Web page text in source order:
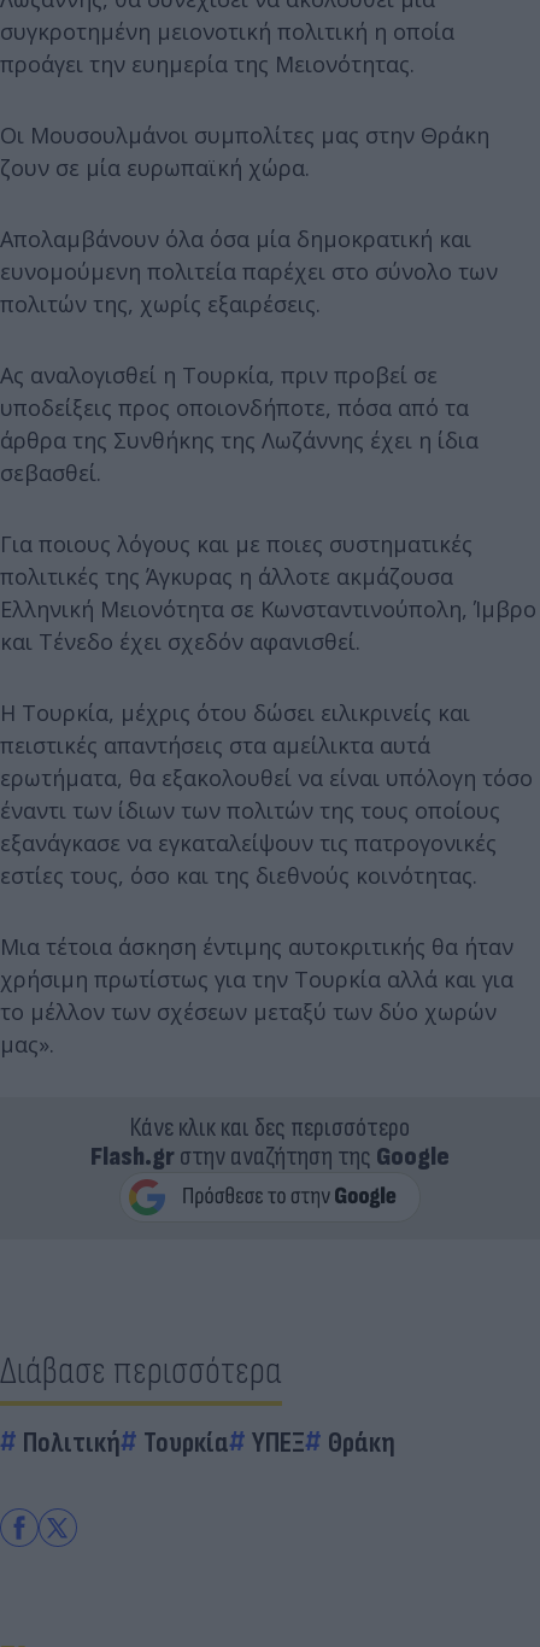
συγκροτημένη μειονοτική πολιτική η οποία
προάγει την ευημερία της Μειονότητας.
Οι Μουσουλμάνοι συμπολίτες μας στην Θράκη
ζουν σε μία ευρωπαϊκή χώρα.
Απολαμβάνουν όλα όσα μία δημοκρατική και
ευνομούμενη πολιτεία παρέχει στο σύνολο των
πολιτών της, χωρίς εξαιρέσεις.
Ας αναλογισθεί η Τουρκία, πριν προβεί σε
υποδείξεις προς οποιονδήποτε, πόσα από τα
άρθρα της Συνθήκης της Λωζάννης έχει η ίδια
σεβασθεί.
Για ποιους λόγους και με ποιες συστηματικές
πολιτικές της Άγκυρας η άλλοτε ακμάζουσα
Ελληνική Μειονότητα σε Κωνσταντινούπολη, Ίμβρο
και Τένεδο έχει σχεδόν αφανισθεί.
Η Τουρκία, μέχρις ότου δώσει ειλικρινείς και
πειστικές απαντήσεις στα αμείλικτα αυτά
ερωτήματα, θα εξακολουθεί να είναι υπόλογη τόσο
έναντι των ίδιων των πολιτών της τους οποίους
εξανάγκασε να εγκαταλείψουν τις πατρογονικές
εστίες τους, όσο και της διεθνούς κοινότητας.
Μια τέτοια άσκηση έντιμης αυτοκριτικής θα ήταν
χρήσιμη πρωτίστως για την Τουρκία αλλά και για
το μέλλον των σχέσεων μεταξύ των δύο χωρών
μας».
Κάνε κλικ και δες περισσότερο
Flash.grστην αναζήτηση της Google
Διάβασε περισσότερα
Πολιτική Τουρκία ΥΠΕΞ Θράκη